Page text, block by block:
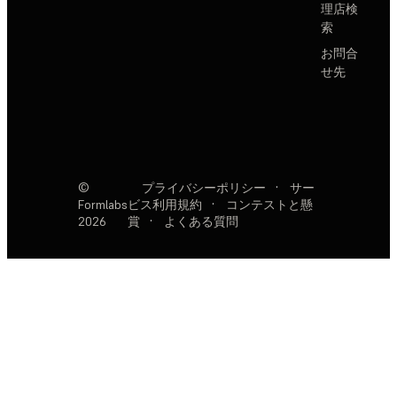
理店検
索
お問合
せ先
©
Formlabs
2026
プライバシーポリシー ·
サー
ビス利用規約
·
コンテストと懸
賞
· よくある質問